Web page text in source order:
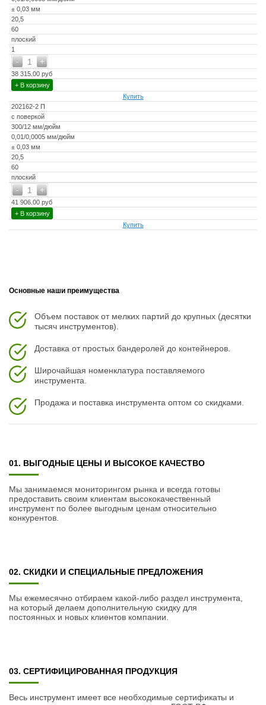
± 0,03 мм
20,5
60
плоский
1
+
- 1
38 315.00 руб
+ В корзину
Купить
202162-2 П
с поверкой
300/12 мм/дюйм
0,01/0,0005 мм/дюйм
± 0,03 мм
20,5
60
плоский
+
- 1
41 906.00 руб
+ В корзину
Купить
Основные наши преимущества
Объем поставок от мелких партий до крупных (десятки
тысяч инструментов).
Доставка от простых бандеролей до контейнеров.
Широчайшая номенклатура поставляемого
инструмента.
Продажа и поставка инструмента оптом со скидками.
01. ВЫГОДНЫЕ ЦЕНЫ И ВЫСОКОЕ КАЧЕСТВО
Мы занимаемся мониторингом рынка и всегда готовы
предоставить своим клиентам высококачественный
инструмент по более выгодным ценам относительно
конкурентов.
02. СКИДКИ И СПЕЦИАЛЬНЫЕ ПРЕДЛОЖЕНИЯ
Мы ежемесячно отбираем какой-либо раздел инструмента,
на который делаем дополнительную скидку для
постоянных и новых клиентов компании.
03. СЕРТИФИЦИРОВАННАЯ ПРОДУКЦИЯ
Весь инструмент имеет все необходимые сертификаты и